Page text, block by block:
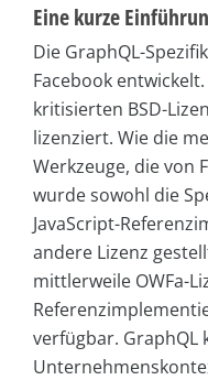
Eine kurze
Die GraphQL-
Facebook
kritisierten BSD-
lizenziert. Wie die
Werkzeuge, die von
wurde sowohl die
JavaScript-
andere Lizenz
mittlerweile OWFa-
verfügbar. GraphQL